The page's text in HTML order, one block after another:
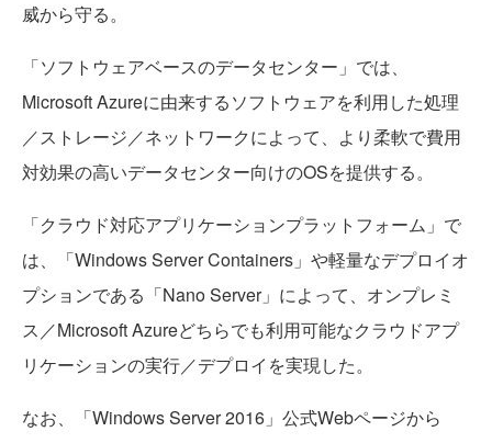
威から守る。
「ソフトウェアベースのデータセンター」では、
Microsoft Azureに由来するソフトウェアを利用した処理
／ストレージ／ネットワークによって、より柔軟で費用
対効果の高いデータセンター向けのOSを提供する。
「クラウド対応アプリケーションプラットフォーム」で
は、「Windows Server Containers」や軽量なデプロイオ
プションである「Nano Server」によって、オンプレミ
ス／Microsoft Azureどちらでも利用可能なクラウドアプ
リケーションの実行／デプロイを実現した。
なお、「Windows Server 2016」公式Webページから